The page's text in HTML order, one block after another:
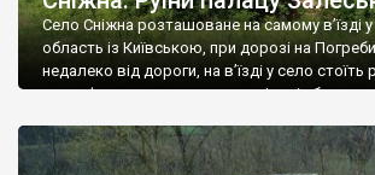
Село Сніжна розташоване на самому в’їзді у
область із Київською, при дорозі на
недалеко від дороги, на в’їзді у село стоїть
рельєфне пано, яке показує жінку і яблуню,
не видно, але видно дві стареньких колії у